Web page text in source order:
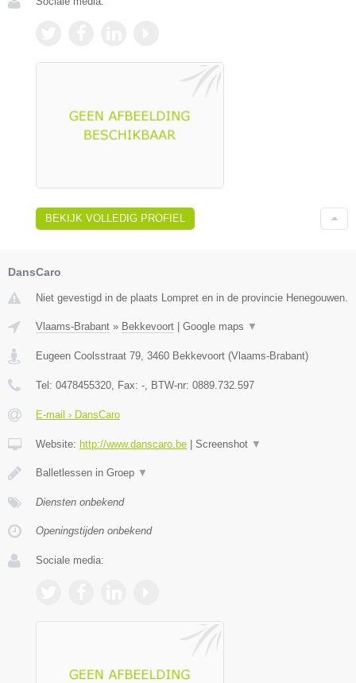
BEKIJK VOLLEDIG PROFIEL
DansCaro
Niet gevestigd in de plaats Lompret en in de provincie Henegouwen.
Vlaams-Brabant » Bekkevoort Google maps ▼
Eugeen Coolsstraat 79 3460 Bekkevoort (Vlaams-Brabant)
Tel: 0478455320 , Fax: - , BTW-nr: 0889.732.597
E-mail › DansCaro
Website: http://www.danscaro.be Screenshot ▼
Balletlessen in Groep ▼
Diensten onbekend
Openingstijden onbekend
Sociale media: